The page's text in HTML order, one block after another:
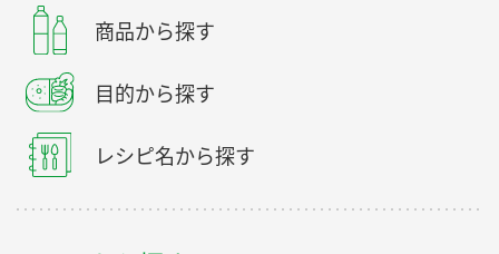
商品から探す
目的から探す
レシピ名から探す